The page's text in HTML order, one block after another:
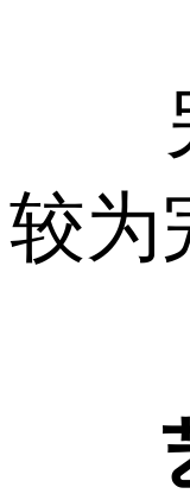
另
较为